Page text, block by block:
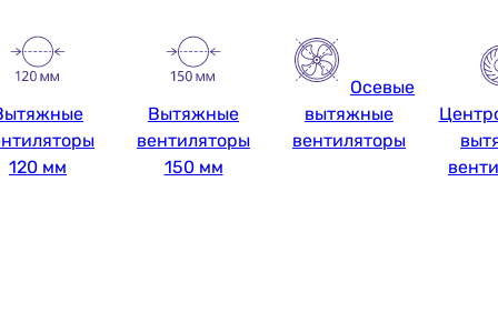
120 мм
Вытяжные
вентиляторы
150 мм
Осевые
вытяжные
вентиляторы